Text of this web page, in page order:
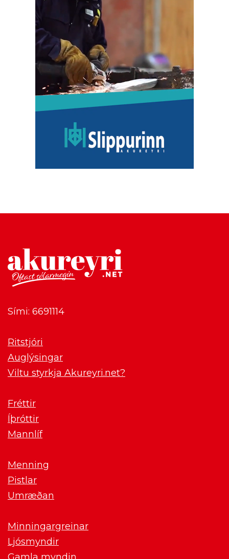
Sími: 6691114
Ritstjóri
Auglýsingar
Viltu styrkja Akureyri.net?
Fréttir
Íþróttir
Mannlíf
Menning
Pistlar
Umræðan
Minningargreinar
Ljósmyndir